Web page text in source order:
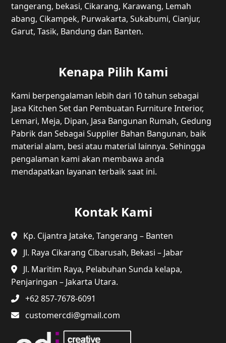
tangerang, bekasi, Cikarang, Karawang, Lemah
abang, Cikampek, Purwakarta, Sukabumi, Cianjur,
Garut, Tasik, Bandung dan Banten.
Kenapa Pilih Kami
Kami berpengalaman lebih dari 10 tahun sebagai
Jasa Kitchen Set dan Pembuatan Furniture Interior,
Lemari, Meja, Dipan, Jasa Bangunan Rumah, Gedung
Pabrik dan Sebagai Supplier Bahan Bangunan, baik
material alam, besi atau material lainnya. Sehingga
pengalaman kami akan membawa anda
mendapatkan layanan terbaik saat ini.
Kontak Kami
Kp. Cijantra Jatake, Tangerang – Banten
Jl. Raya Cikarang Cibarusah, Bekasi – Jabar
Jl. Maritim Raya, Pelabuhan Sunda kelapa,
Penjaringan – Jakarta Utara.
+62 857-7678-6091
customercdi@gmail.com